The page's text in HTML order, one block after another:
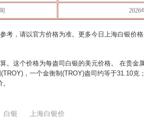
2026
考，请以官方价格为准。更多今日上海白银价
。这个价格为每盎司白银的美元价格。 在贵金
，一个金衡制(TROY)盎司约等于31.10克
白银 上海白银价